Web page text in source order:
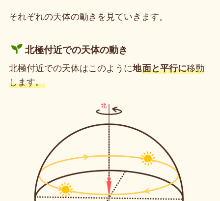
それぞれの天体の動きを見ていきます。
北極付近での天体の動き
北極付近での天体はこのように地面と平行に移動
します。